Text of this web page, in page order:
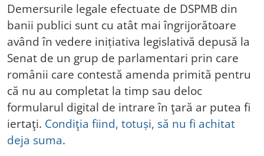
Demersurile legale efectuate de DSPMB din
banii publici sunt cu atât mai îngrijorătoare
având în vedere inițiativa legislativă depusă la
Senat de un grup de parlamentari prin care
românii care contestă amenda primită pentru
că nu au completat la timp sau deloc
formularul digital de intrare în ţară ar putea fi
iertaţi. Condiţia fiind, totuși, să nu fi achitat
deja suma.